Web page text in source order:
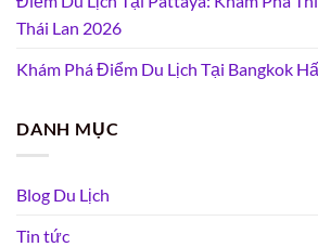
Thái Lan 2026
Khám Phá Điểm Du Lịch Tại Bangkok
DANH MỤC
Blog Du Lịch
Tin tức